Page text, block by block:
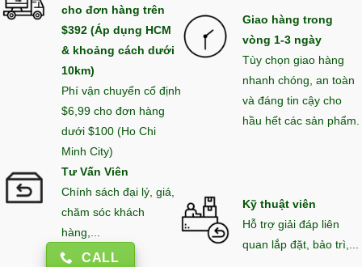
cho đơn hàng trên
$392 (Áp dụng HCM
& khoảng cách dưới
10km)
Phí vận chuyển cố định
$6,99 cho đơn hàng
dưới $100 (Ho Chi
Minh City)
Giao hàng trong
vòng 1-3 ngày
Tùy chọn giao hàng
nhanh chóng, an toàn
và đáng tin cậy cho
hầu hết các sản phẩm.
Tư Vấn Viên
Chính sách đại lý, giá,
chăm sóc khách
hàng,...
CALL
Kỹ thuật viên
Hỗ trợ giải đáp liên
quan lắp đặt, bảo trì,...